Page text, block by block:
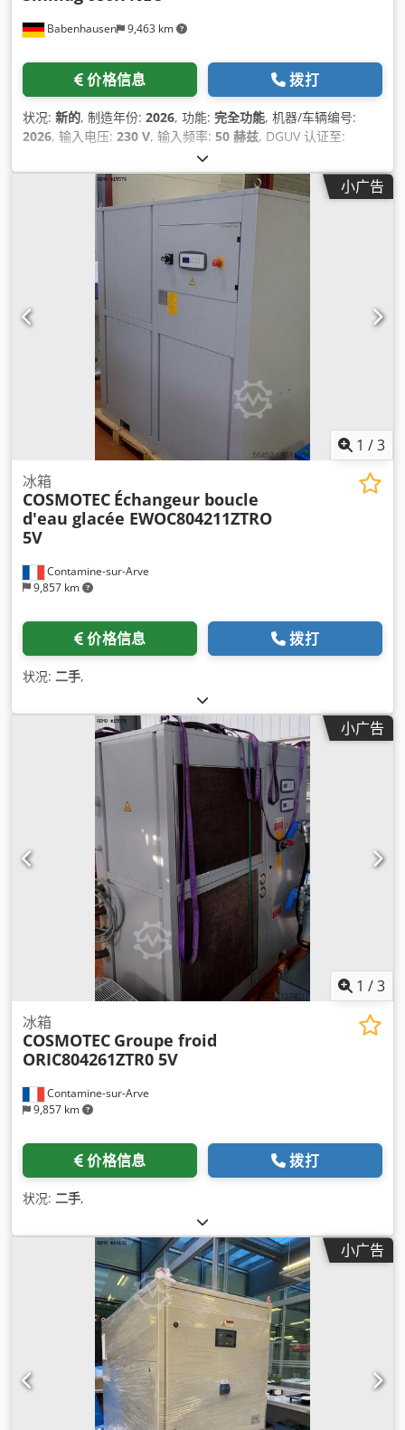
Babenhausen 9,463 km
价格信息 拨打
状况: 新的, 制造年份: 2026, 功能: 完全功能, 机器/车辆编号:
2026, 输入电压: 230 V, 输入频率: 50 赫兹, DGUV 认证至:
小广告
1 /3
Contamine-sur-Arve
9,857 km
冰箱
COSMOTEC Échangeur boucle
d'eau glacée EWOC804211ZTRO
5V
价格信息 拨打
状况: 二手,
小广告
1 /3
Contamine-sur-Arve
9,857 km
冰箱
COSMOTEC Groupe froid
ORIC804261ZTR0 5V
价格信息 拨打
状况: 二手,
小广告